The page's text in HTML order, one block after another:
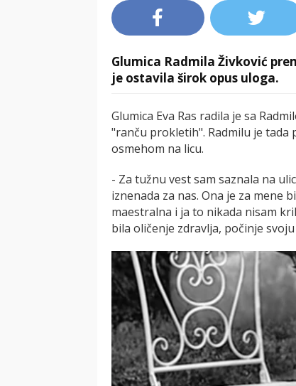
Glumica Radmila Živković
je ostavila širok opus uloga.
Glumica Eva Ras radila je sa
"ranču prokletih". Radmilu je tada
osmehom na licu.
- Za tužnu vest sam saznala na
iznenada za nas. Ona je za mene
maestralna i ja to nikada nisam
bila oličenje zdravlja, počinje